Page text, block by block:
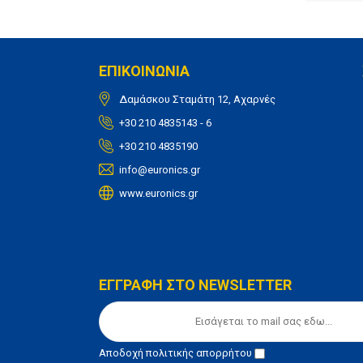
ΕΠΙΚΟΙΝΩΝΙΑ
Δαμάσκου Σταμάτη 12, Αχαρνές
+30 210 4835143 - 6
+30 210 4835190
info@euronics.gr
www.euronics.gr
ΕΓΓΡΑΦΗ ΣΤΟ NEWSLETTER
Αποδοχήπολιτικής απορρήτου